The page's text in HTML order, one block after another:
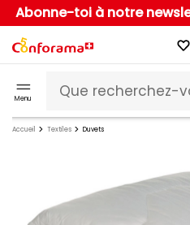
Abonne-toi à notre
Menu
Accueil Textiles Duvets